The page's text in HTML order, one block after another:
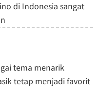
di Indonesia sangat
tema menarik
tetap menjadi favorit